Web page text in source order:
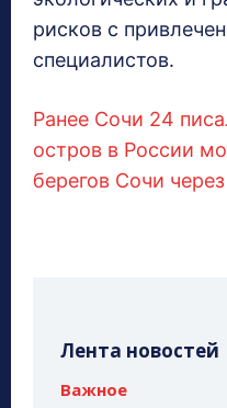
рисков с
специалистов.
Ранее Сочи 24
остров в России
берегов Сочи
Лента новостей
Важное